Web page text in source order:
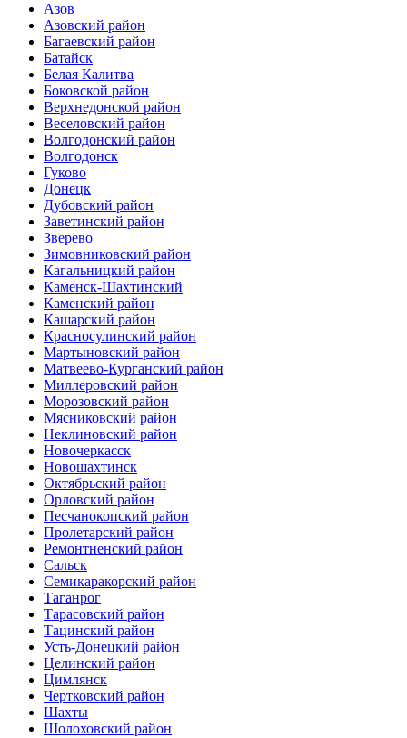
Азов
Азовский район
Багаевский район
Батайск
Белая Калитва
Боковской район
Верхнедонской район
Веселовский район
Волгодонский район
Волгодонск
Гуково
Донецк
Дубовский район
Заветинский район
Зверево
Зимовниковский район
Кагальницкий район
Каменск-Шахтинский
Каменский район
Кашарский район
Красносулинский район
Мартыновский район
Матвеево-Курганский район
Миллеровский район
Морозовский район
Мясниковский район
Неклиновский район
Новочеркасск
Новошахтинск
Октябрьский район
Орловский район
Песчанокопский район
Пролетарский район
Ремонтненский район
Сальск
Семикаракорский район
Таганрог
Тарасовский район
Тацинский район
Усть-Донецкий район
Целинский район
Цимлянск
Чертковский район
Шахты
Шолоховский район